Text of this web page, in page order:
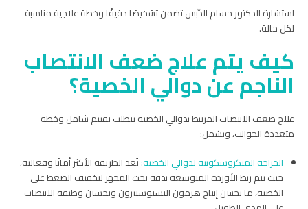
استشارة الدكتور حسام الدِّبِس تضمن تشخيصًا دقيقًا وخطة علاجية مناسبة
لكل حالة.
كيف يتم علاج ضعف الانتصاب
الناجم عن دوالي الخصية؟
علاج ضعف الانتصاب المرتبط بدوالي الخصية يتطلب تقييم شامل وخطة
متعددة الجوانب، ويشمل:
الجراحة الميكروسكوبية لدوالي الخصية:تُعد الطريقة الأكثر أمانًا وفعالية،
حيث يتم ربط الأوردة المتوسعة بدقة تحت المجهر لتخفيف الضغط على
الخصية، ما يحسن إنتاج هرمون التستوستيرون وتحسين وظيفة الانتصاب